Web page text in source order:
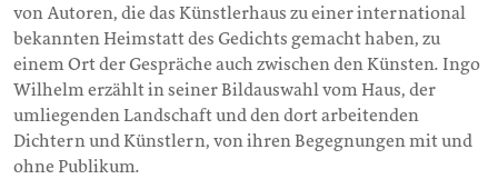
von Autoren, die das Künstlerhaus zu einer international
bekannten Heimstatt des Gedichts gemacht haben, zu
einem Ort der Gespräche auch zwischen den Künsten. Ingo
Wilhelm erzählt in seiner Bildauswahl vom Haus, der
umliegenden Landschaft und den dort arbeitenden
Dichtern und Künstlern, von ihren Begegnungen mit und
ohne Publikum.